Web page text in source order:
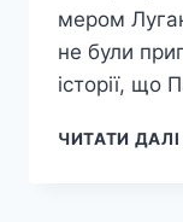
мером
не були
історії, що
ЧИТАТИ ДАЛІ